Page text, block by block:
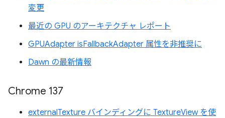
変更
最近の GPU のアーキテクチャ レポート
GPUAdapter isFallbackAdapter 属性を非推奨に
Dawn の最新情報
Chrome 137
externalTexture バインディングに TextureView を使